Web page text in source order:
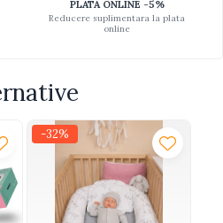
PLATA ONLINE -5%
Reducere suplimentara la plata
online
-32%